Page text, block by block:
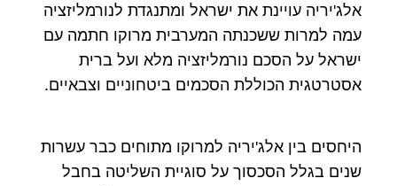
אלג'יריה עויינת את ישראל ומתנגדת לנורמליזציה
עמה למרות ששכנתה המערבית מרוקו חתמה עם
ישראל על הסכם נורמליזציה מלא ועל ברית
אסטרטגית הכוללת הסכמים ביטחוניים וצבאיים.
היחסים בין אלג'יריה למרוקו מתוחים כבר עשרות
שנים בגלל הסכסוך על סוגיית השליטה בחבל